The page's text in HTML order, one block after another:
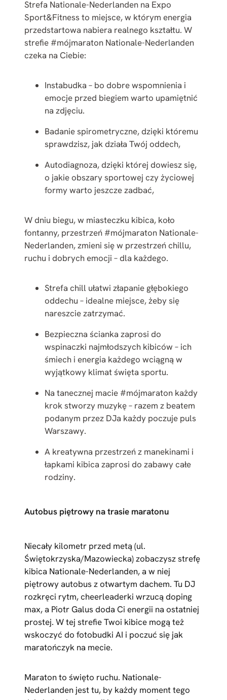
Strefa Nationale-Nederlanden na Expo
Sport&Fitness to miejsce, w którym energia
przedstartowa nabiera realnego kształtu. W
strefie #mójmaraton Nationale-Nederlanden
czeka na Ciebie:
Instabudka – bo dobre wspomnienia i
emocje przed biegiem warto upamiętnić
na zdjęciu.
Badanie spirometryczne, dzięki któremu
sprawdzisz, jak działa Twój oddech,
Autodiagnoza, dzięki której dowiesz się,
o jakie obszary sportowej czy życiowej
formy warto jeszcze zadbać,
W dniu biegu, w miasteczku kibica, koło
fontanny, przestrzeń #mójmaraton Nationale-
Nederlanden, zmieni się w przestrzeń chillu,
ruchu i dobrych emocji – dla każdego.
Strefa chill ułatwi złapanie głębokiego
oddechu – idealne miejsce, żeby się
nareszcie zatrzymać.
Bezpieczna ścianka zaprosi do
wspinaczki najmłodszych kibiców – ich
śmiech i energia każdego wciągną w
wyjątkowy klimat święta sportu.
Na tanecznej macie #mójmaraton każdy
krok stworzy muzykę – razem z beatem
podanym przez DJa każdy poczuje puls
Warszawy.
A kreatywna przestrzeń z manekinami i
łapkami kibica zaprosi do zabawy całe
rodziny.
Autobus piętrowy na trasie maratonu
Niecały kilometr przed metą (ul.
Świętokrzyska/Mazowiecka) zobaczysz strefę
kibica Nationale-Nederlanden, a w niej
piętrowy autobus z otwartym dachem. Tu DJ
rozkręci rytm, cheerleaderki wrzucą doping
max, a Piotr Galus doda Ci energii na ostatniej
prostej. W tej strefie Twoi kibice mogą też
wskoczyć do fotobudki AI i poczuć się jak
maratończyk na mecie.
Maraton to święto ruchu. Nationale-
Nederlanden jest tu, by każdy moment tego